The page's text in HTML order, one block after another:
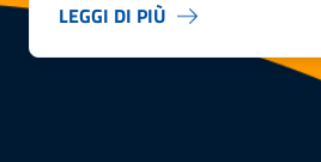
LEGGI DI PIÙ